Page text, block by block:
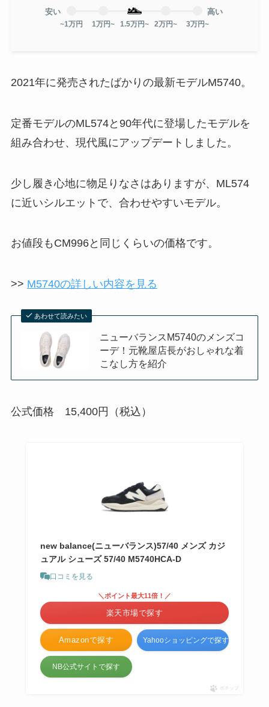
安い
~1万円 1万円~ 1.5万円~ 2万円~ 3万円~
高い
2021年に発売されたばかりの最新モデルM5740。
定番モデルのML574と90年代に登場したモデルを
組み合わせ、現代風にアップデートしました。
少し履き心地に物足りなさはありますが、ML574
に近いシルエットで、合わせやすいモデル。
お値段もCM996と同じくらいの価格です。
>> M5740の詳しい内容を見る
あわせて読みたい
ニューバランスM5740のメンズコ
ーデ！元靴屋店長がおしゃれな着
こなし方を紹介
公式価格 15,400円（税込）
new balance(ニューバランス)57/40 メンズ カジ
ュアル シューズ 57/40 M5740HCA-D
口コミを見る
Amazonで探す
＼ポイント最大11倍！／
楽天市場で探す
Yahooショッピングで探す
NB公式サイトで探す
ポチップ